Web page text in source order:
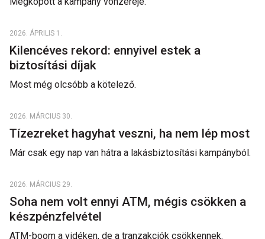
2026. ÁPRILIS 1.
Kilencéves rekord: ennyivel estek a
biztosítási díjak
Most még olcsóbb a kötelező.
2026. MÁRCIUS 30.
Tízezreket hagyhat veszni, ha nem lép most
Már csak egy nap van hátra a lakásbiztosítási kampányból.
2026. MÁRCIUS 29.
Soha nem volt ennyi ATM, mégis csökken a
készpénzfelvétel
ATM-boom a vidéken, de a tranzakciók csökkennek.